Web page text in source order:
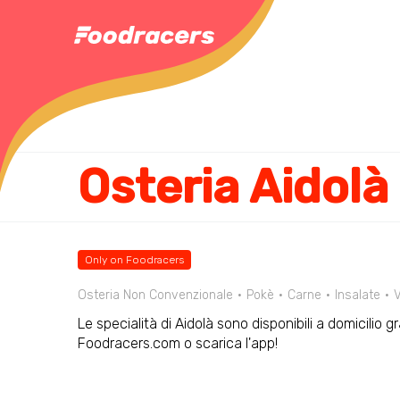
Osteria Aidolà
Only on Foodracers
Osteria Non Convenzionale Pokè Carne Insalate
Le specialità di Aidolà sono disponibili a domicilio
Foodracers.com o scarica l'app!